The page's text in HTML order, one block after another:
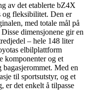
av det etablerte bZ4X
og fleksibilitet. Den er
med totale mål på
dimensjonene gir en
– hele 148 liter
elbilplattform
komponenter og et
Med en
til sportsutstyr, og et
er det enkelt å tilpasse